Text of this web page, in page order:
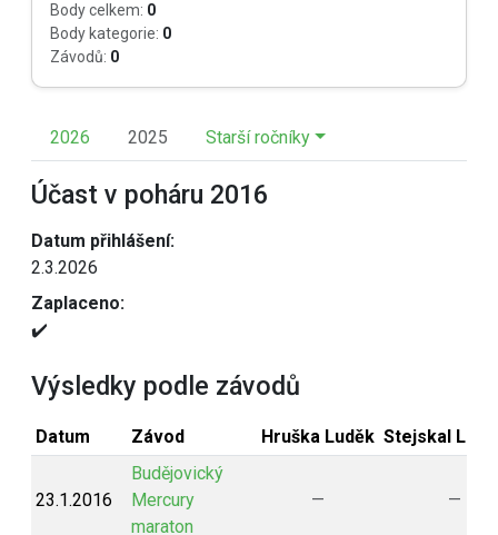
Body celkem: 0
Body kategorie: 0
Závodů: 0
2026 2025 Starší ročníky
Účast v poháru 2016
Datum přihlášení:
2.3.2026
Zaplaceno:
✔️
Výsledky podle závodů
Datum Závod Hruška Luděk Stejskal
23.1.2016
Budějovický
Mercury
maraton
— —